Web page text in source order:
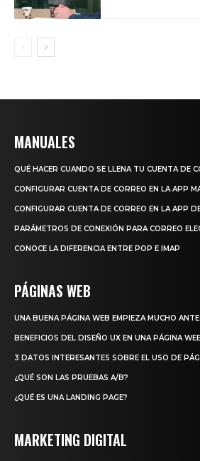
MANUALES
QUÉ HACER CUANDO SE LLENA TU CUENTA DE
CONFIGURAR CUENTA DE CORREO EN LA APP
CONFIGURAR CUENTA DE CORREO EN LA APP
PARÁMETROS DE CONEXIÓN PARA CORREO
CONOCE LA DIFERENCIA ENTRE POP E IMAP
PÁGINAS WEB
UNA BUENA PÁGINA WEB EMPIEZA MUCHO
BENEFICIOS DEL DISEÑO UX EN UNA PÁGINA
3 DATOS INTERESANTES SOBRE EL USO DE
¿QUÉ SON LAS PRUEBAS A/B?
¿QUÉ ES UNA LANDING PAGE?
MARKETING DIGITAL